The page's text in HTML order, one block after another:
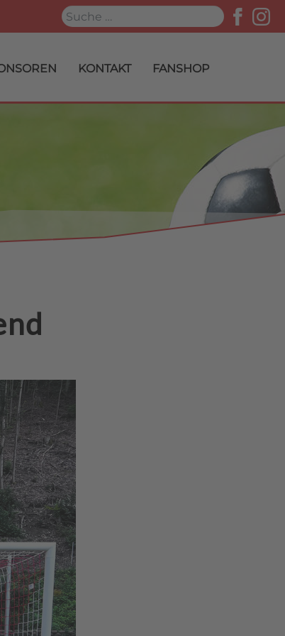
Suchen
KONTAKT FANSHOP